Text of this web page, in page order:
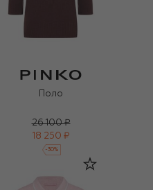
Поло
26 100 ₽
18 250 ₽
-30%